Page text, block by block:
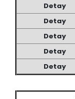
Detay
Detay
Detay
Detay
Detay